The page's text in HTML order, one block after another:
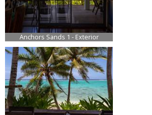
Anchors Sands 1 - Exterior